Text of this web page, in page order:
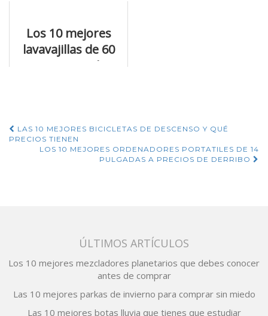
Los 10 mejores
lavavajillas de 60
cm que puedes
Navegación
LAS 10 MEJORES BICICLETAS DE DESCENSO Y QUÉ
PRECIOS TIENEN
LOS 10 MEJORES ORDENADORES PORTATILES DE 14
PULGADAS A PRECIOS DE DERRIBO
ÚLTIMOS ARTÍCULOS
Los 10 mejores mezcladores planetarios que debes conocer
antes de comprar
Las 10 mejores parkas de invierno para comprar sin miedo
Las 10 mejores botas lluvia que tienes que estudiar